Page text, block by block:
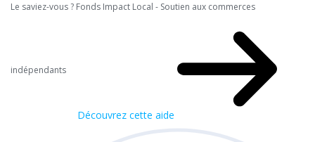
Le saviez-vous ? Fonds Impact Local - Soutien aux commerces
indépendants
Découvrez cette aide